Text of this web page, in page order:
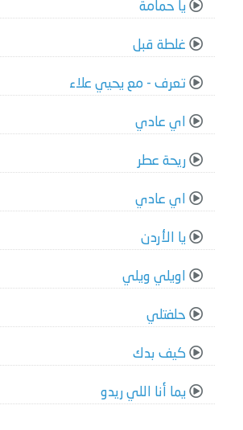
يا حمامة
غلطة قبل
تعرف - مع يحيي علاء
اي عادي
ريحة عطر
اي عادي
يا الأردن
اويلي ويلي
حلفتلي
كيف بدك
يما أنا اللي ريدو